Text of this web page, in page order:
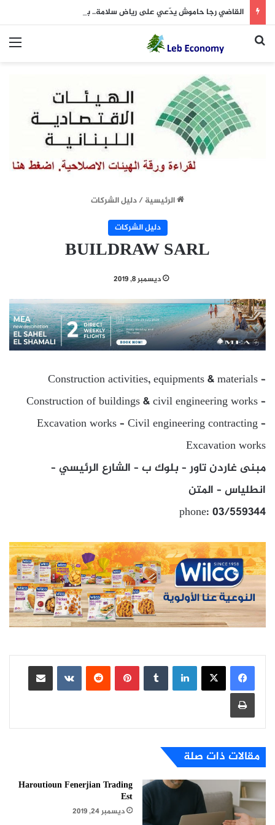
القاضي رجا حاموش يدّعي على رياض سلامة.. بهذه الجرائم!
بحث عن
الرئيسية/دليل الشركات
دليل الشركات
BUILDRAW SARL
ديسمبر 8, 2019
Construction activities, equipments & materials –
Construction of buildings & civil engineering works –
Excavation works – Civil engineering contracting –
Excavation works
مبنى غاردن تاور – بلوك ب – الشارع الرئيسي –
انطلياس – المتن
phone: 03/559344
لينكدإن بينتيريست
مشاركة عبر البريد
طباعة
مقالات ذات صلة
Haroutioun Fenerjian Trading
Est
ديسمبر 24, 2019